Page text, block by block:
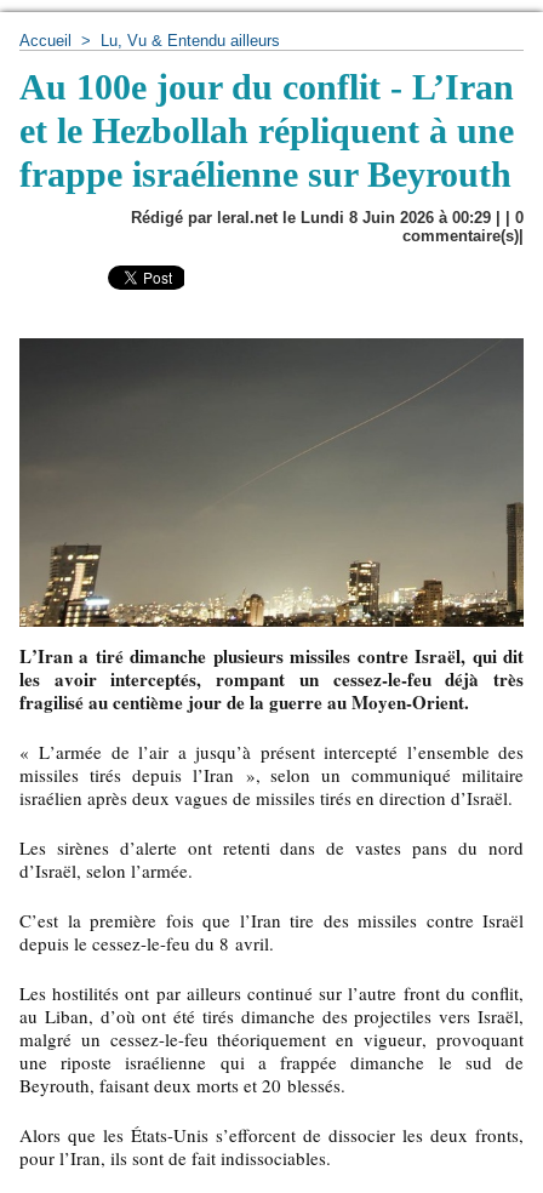
Accueil > Lu, Vu & Entendu ailleurs
Au 100e jour du conflit - L’Iran
et le Hezbollah répliquent à une
frappe israélienne sur Beyrouth
Rédigé par leral.net le Lundi 8 Juin 2026 à 00:29 | | 0
commentaire(s)|
L’Iran a tiré dimanche plusieurs missiles contre Israël, qui dit
les avoir interceptés, rompant un cessez-le-feu déjà très
fragilisé au centième jour de la guerre au Moyen-Orient.
« L’armée de l’air a jusqu’à présent intercepté l’ensemble des
missiles tirés depuis l’Iran », selon un communiqué militaire
israélien après deux vagues de missiles tirés en direction d’Israël.
Les sirènes d’alerte ont retenti dans de vastes pans du nord
d’Israël, selon l’armée.
C’est la première fois que l’Iran tire des missiles contre Israël
depuis le cessez-le-feu du 8 avril.
Les hostilités ont par ailleurs continué sur l’autre front du conflit,
au Liban, d’où ont été tirés dimanche des projectiles vers Israël,
malgré un cessez-le-feu théoriquement en vigueur, provoquant
une riposte israélienne qui a frappée dimanche le sud de
Beyrouth, faisant deux morts et 20 blessés.
Alors que les États-Unis s’efforcent de dissocier les deux fronts,
pour l’Iran, ils sont de fait indissociables.